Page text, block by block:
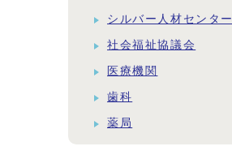
シルバー人材センター
社会福祉協議会
医療機関
歯科
薬局